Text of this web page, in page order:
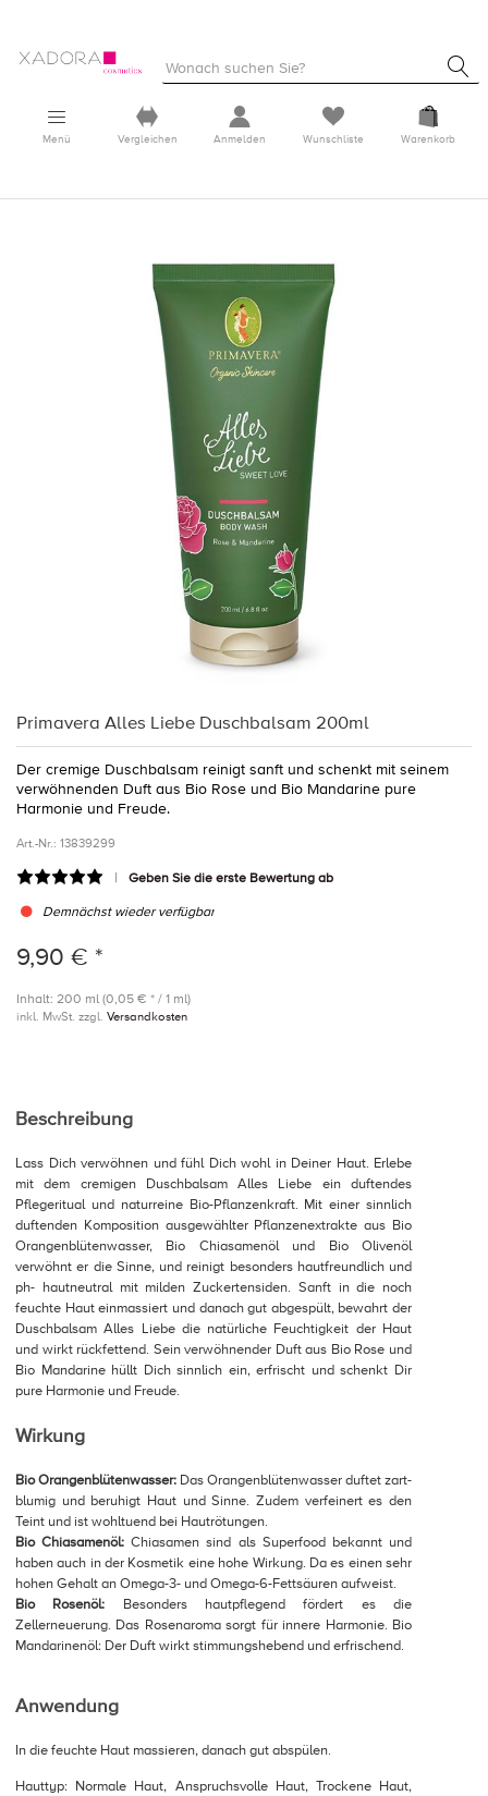
Menü Vergleichen Anmelden Wunschliste Warenkorb
Primavera Alles Liebe Duschbalsam 200ml
Der cremige Duschbalsam reinigt sanft und schenkt mit seinem
verwöhnenden Duft aus Bio Rose und Bio Mandarine pure
Harmonie und Freude.
Art.-Nr.: 13839299
Geben Sie die erste Bewertung ab
Demnächst wieder verfügbar
9,90 € *
Inhalt: 200 ml (0,05 € * / 1 ml)
inkl. MwSt. zzgl. Versandkosten
Beschreibung
Lass Dich verwöhnen und fühl Dich wohl in Deiner Haut. Erlebe
mit dem cremigen Duschbalsam Alles Liebe ein duftendes
Pflegeritual und naturreine Bio-Pflanzenkraft. Mit einer sinnlich
duftenden Komposition ausgewählter Pflanzenextrakte aus Bio
Orangenblütenwasser, Bio Chiasamenöl und Bio Olivenöl
verwöhnt er die Sinne, und reinigt besonders hautfreundlich und
ph- hautneutral mit milden Zuckertensiden. Sanft in die noch
feuchte Haut einmassiert und danach gut abgespült, bewahrt der
Duschbalsam Alles Liebe die natürliche Feuchtigkeit der Haut
und wirkt rückfettend. Sein verwöhnender Duft aus Bio Rose und
Bio Mandarine hüllt Dich sinnlich ein, erfrischt und schenkt Dir
pure Harmonie und Freude.
Wirkung
Bio Orangenblütenwasser: Das Orangenblütenwasser duftet zart-
blumig und beruhigt Haut und Sinne. Zudem verfeinert es den
Teint und ist wohltuend bei Hautrötungen.
Bio Chiasamenöl: Chiasamen sind als Superfood bekannt und
haben auch in der Kosmetik eine hohe Wirkung. Da es einen sehr
hohen Gehalt an Omega-3- und Omega-6-Fettsäuren aufweist.
Bio Rosenöl: Besonders hautpflegend fördert es die
Zellerneuerung. Das Rosenaroma sorgt für innere Harmonie. Bio
Mandarinenöl: Der Duft wirkt stimmungshebend und erfrischend.
Anwendung
In die feuchte Haut massieren, danach gut abspülen.
Hauttyp: Normale Haut, Anspruchsvolle Haut, Trockene Haut,